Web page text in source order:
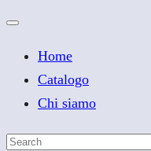
Home
Catalogo
Chi siamo